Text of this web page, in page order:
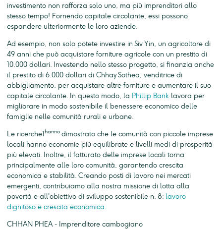
investimento non rafforza solo uno, ma più imprenditori allo
stesso tempo! Fornendo capitale circolante, essi possono
espandere ulteriormente le loro aziende.
Ad esempio, non solo potete investire in Siv Yin, un agricoltore di
49 anni che può acquistare forniture agricole con un prestito di
10.000 dollari. Investendo nello stesso progetto, si finanzia anche
il prestito di 6.000 dollari di Chhay Sothea, venditrice di
abbigliamento, per acquistare altre forniture e aumentare il suo
capitale circolante. In questo modo, la Phillip Bank lavora per
migliorare in modo sostenibile il benessere economico delle
famiglie nelle comunità rurali e urbane.
Le ricerche1 hanno dimostrato che le comunità con piccole imprese
locali hanno economie più equilibrate e livelli medi di prosperità
più elevati. Inoltre, il fatturato delle imprese locali torna
principalmente alle loro comunità, garantendo crescita
economica e stabilità. Creando posti di lavoro nei mercati
emergenti, contribuiamo alla nostra missione di lotta alla
povertà e all'obiettivo di sviluppo sostenibile n. 8: lavoro
dignitoso e crescita economica.
CHHAN PHEA - Imprenditore cambogiano